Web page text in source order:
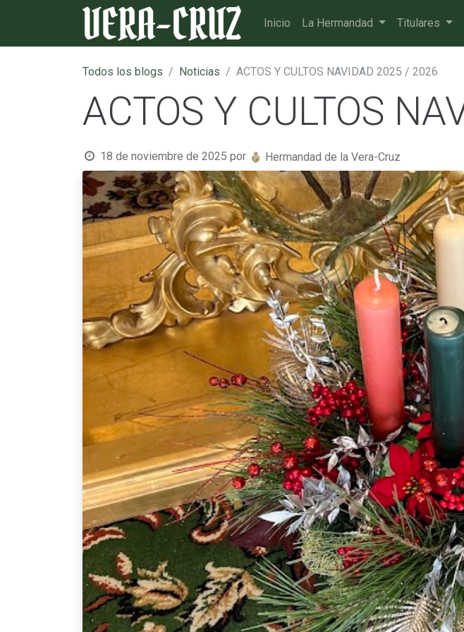
Inicio La Hermandad Titulares
Todos los blogs Noticias ACTOS Y CULTOS NAVIDAD 2025 / 2026
ACTOS Y CULTOS
18 de noviembre de 2025 por Hermandad de la Vera-Cruz